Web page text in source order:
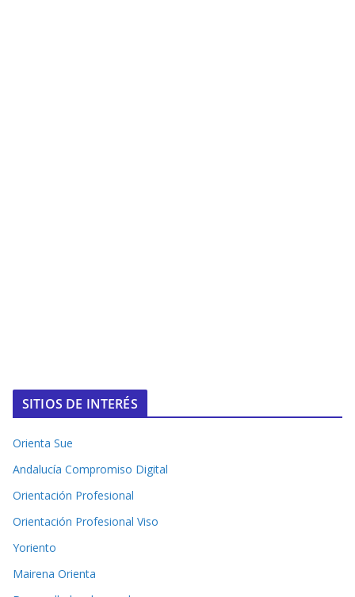
SITIOS DE INTERÉS
Orienta Sue
Andalucía Compromiso Digital
Orientación Profesional
Orientación Profesional Viso
Yoriento
Mairena Orienta